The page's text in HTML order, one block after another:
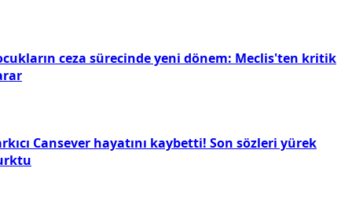
ceza sürecinde yeni dönem: Meclis'ten kritik
Cansever hayatını kaybetti! Son sözleri yürek